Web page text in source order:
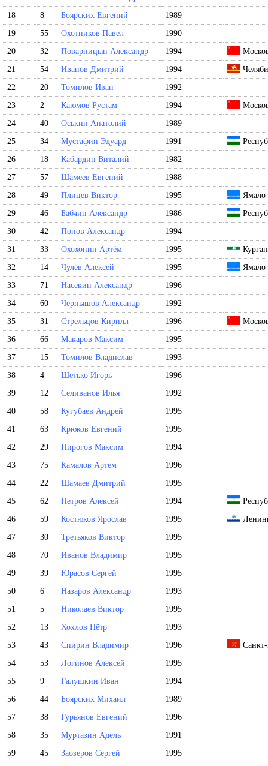
18
8 Боярских Евгений
1989
19
55 Охотников Павел
1990
20
32 Поварницын Александр 1994
21
54 Иванов Дмитрий 1994
22
20 Томилов Иван
1992
23
2 Каюмов Рустам 1994
24
40 Оськин Анатолий
1989
25
34 Мустафин Эдуард 1991
26
18 Кабардин Виталий
1982
27
57 Шамеев Евгений
1988
28
49 Плицев Виктор 1995
29
46 Бабчин Александр 1986
30
42 Попов Александр
1994
31
33 Охохонин Артём 1995
32
14 Чулёв Алексей 1995
33
71 Насекин Александр
1996
34
60 Чернышов Александр
1992
35
31 Стрельцов Кирилл 1996
36
66 Макаров Максим
1995
37
15 Томилов Владислав
1993
38
4 Шетько Игорь
1996
39
12 Селиванов Илья
1992
40
58 Кугубаев Андрей
1995
41
63 Крюков Евгений
1995
42
29 Пирогов Максим
1994
43
75 Камалов Артем
1996
44
22 Шамаев Дмитрий
1995
45
62 Петров Алексей 1994
46
59 Костюков Ярослав 1995
47
30 Третьяков Виктор
1995
48
70 Иванов Владимир
1995
49
39 Юрасов Сергей
1995
50
6 Назаров Александр
1993
51
5 Николаев Виктор
1995
52
13 Хохлов Пётр
1993
53
43 Спирин Владимир 1996
54
53 Логинов Алексей
1995
55
9 Галушкин Иван
1994
56
44 Боярских Михаил
1989
57
38 Гурьянов Евгений
1996
58
35 Муртазин Адель
1991
59
45 Заозеров Сергей 1995